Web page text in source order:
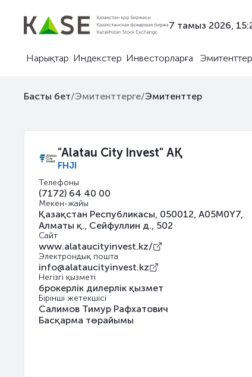
7 тамыз 2026,
Нарықтар Индекстер Инвесторларға
Басты бет/Эмитенттерге/Эмитенттер
"Alatau City Invest" АҚ
FHJI
Телефоны
(7172) 64 40 00
Мекен-жайы
Қазақстан Республикасы, 050012, A05M0Y7,
Алматы қ., Сейфуллин д., 502
Сайт
www.alataucityinvest.kz/
Электрондық пошта
info@alataucityinvest.kz
Негізгі қызметі
брокерлік дилерлік қызмет
Бірінші жетекшісі
Салимов Тимур Рафхатович
Басқарма төрайымы